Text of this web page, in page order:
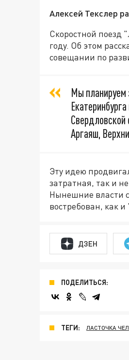
Алексей Текслер
Скоростной поезд
году. Об этом
совещании по
Мы планируем
Аргаяш,
Эту идею
затратная, так и
Нынешние власти
востребован, как
ДЗЕН
ПОДЕЛИТЬСЯ:
ТЕГИ: ЛАСТОЧКА